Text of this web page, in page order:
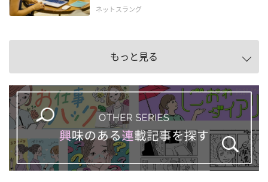
ネットスラング
もっと見る